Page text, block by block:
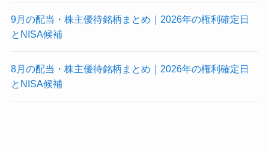
9月の配当・株主優待銘柄まとめ｜2026年の権利確定日
とNISA候補
8月の配当・株主優待銘柄まとめ｜2026年の権利確定日
とNISA候補